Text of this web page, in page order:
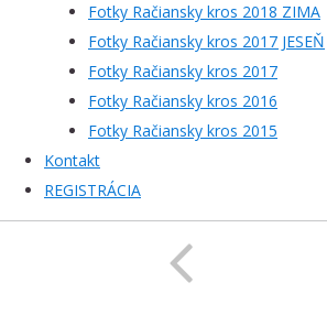
Fotky Račiansky kros 2018 ZIMA
Fotky Račiansky kros 2017 JESEŇ
Fotky Račiansky kros 2017
Fotky Račiansky kros 2016
Fotky Račiansky kros 2015
Kontakt
REGISTRÁCIA